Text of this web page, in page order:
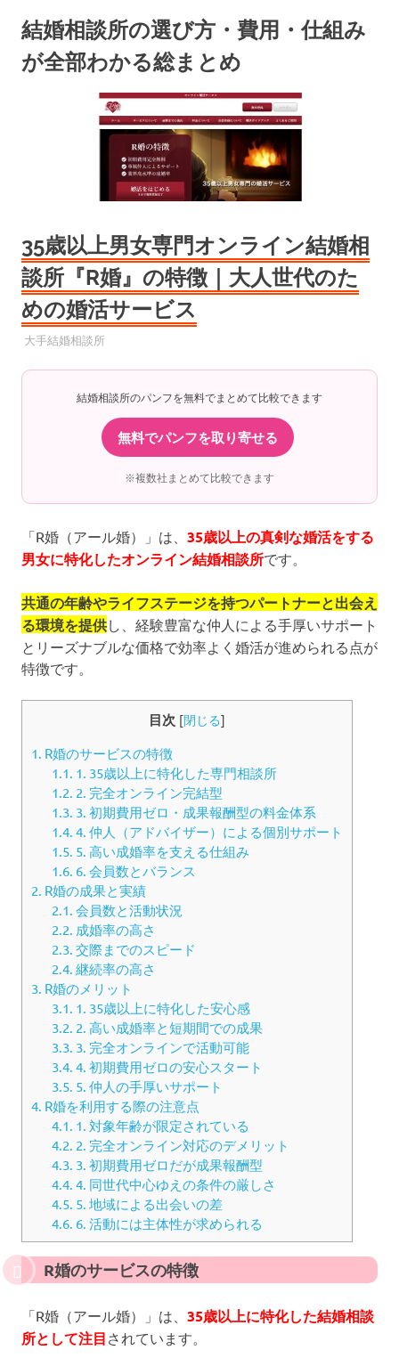
結婚相談所の選び方・費用・仕組み
が全部わかる総まとめ
35歳以上男女専門オンライン結婚相
談所『R婚』の特徴｜大人世代のた
めの婚活サービス
2025年8月22日
YYYPRO
大手結婚相談所
結婚相談所のパンフを無料でまとめて比較できます
無料でパンフを取り寄せる
※複数社まとめて比較できます
「R婚（アール婚）」は、 35歳以上の真剣な婚活をする
男女に特化したオンライン結婚相談所です。
共通の年齢やライフステージを持つパートナーと出会え
る環境を提供し、経験豊富な仲人による手厚いサポート
とリーズナブルな価格で効率よく婚活が進められる点が
特徴です。
目次 [閉じる]
1. R婚のサービスの特徴
1.1. 1. 35歳以上に特化した専門相談所
1.2. 2. 完全オンライン完結型
1.3. 3. 初期費用ゼロ・成果報酬型の料金体系
1.4. 4. 仲人（アドバイザー）による個別サポート
1.5. 5. 高い成婚率を支える仕組み
1.6. 6. 会員数とバランス
2. R婚の成果と実績
2.1. 会員数と活動状況
2.2. 成婚率の高さ
2.3. 交際までのスピード
2.4. 継続率の高さ
3. R婚のメリット
3.1. 1. 35歳以上に特化した安心感
3.2. 2. 高い成婚率と短期間での成果
3.3. 3. 完全オンラインで活動可能
3.4. 4. 初期費用ゼロの安心スタート
3.5. 5. 仲人の手厚いサポート
4. R婚を利用する際の注意点
4.1. 1. 対象年齢が限定されている
4.2. 2. 完全オンライン対応のデメリット
4.3. 3. 初期費用ゼロだが成果報酬型
4.4. 4. 同世代中心ゆえの条件の厳しさ
4.5. 5. 地域による出会いの差
4.6. 6. 活動には主体性が求められる
R婚のサービスの特徴
「R婚（アール婚）」は、 35歳以上に特化した結婚相談
所として注目 されています。